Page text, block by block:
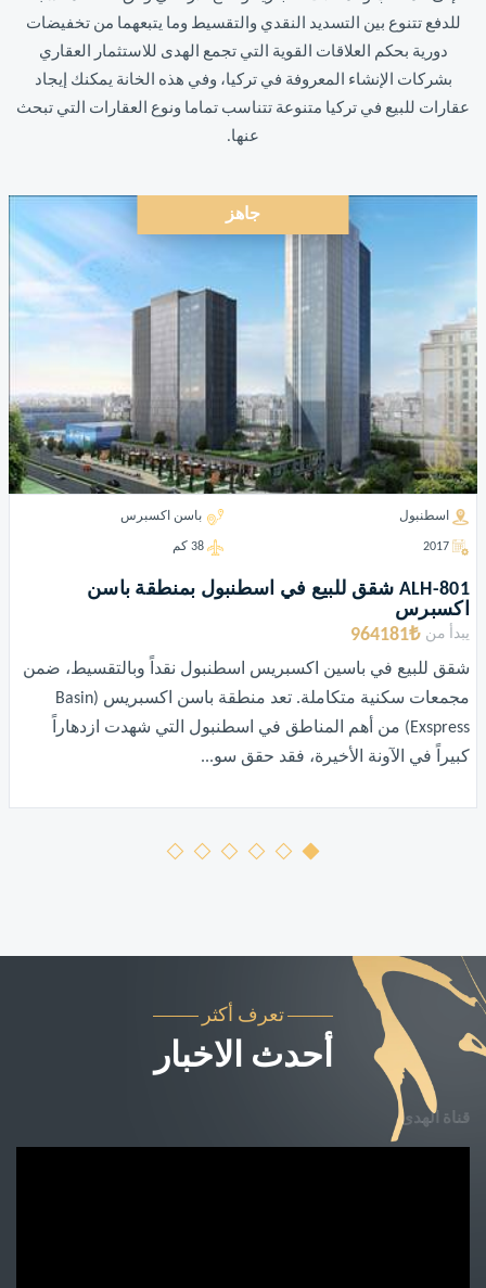
للدفع تتنوع بين التسديد النقدي والتقسيط وما يتبعهما من تخفيضات
دورية بحكم العلاقات القوية التي تجمع الهدى للاستثمار العقاري
بشركات الإنشاء المعروفة في تركيا، وفي هذه الخانة يمكنك إيجاد
عقارات للبيع في تركيا متنوعة تتناسب تماما ونوع العقارات التي تبحث
عنها.
جاهز
اسطنبول باسن اكسبرس
2017 38 كم
ALH-801 شقق للبيع في اسطنبول بمنطقة باسن
اكسبرس
يبدأ من 964181₺
شقق للبيع في باسين اكسبريس اسطنبول نقداً وبالتقسيط، ضمن
مجمعات سكنية متكاملة. تعد منطقة باسن اكسبريس (Basin
Exspress) من أهم المناطق في اسطنبول التي شهدت ازدهاراً
كبيراً في الآونة الأخيرة، فقد حقق سو...
تعرف أكثر
أحدث الاخبار
قناة الهدى